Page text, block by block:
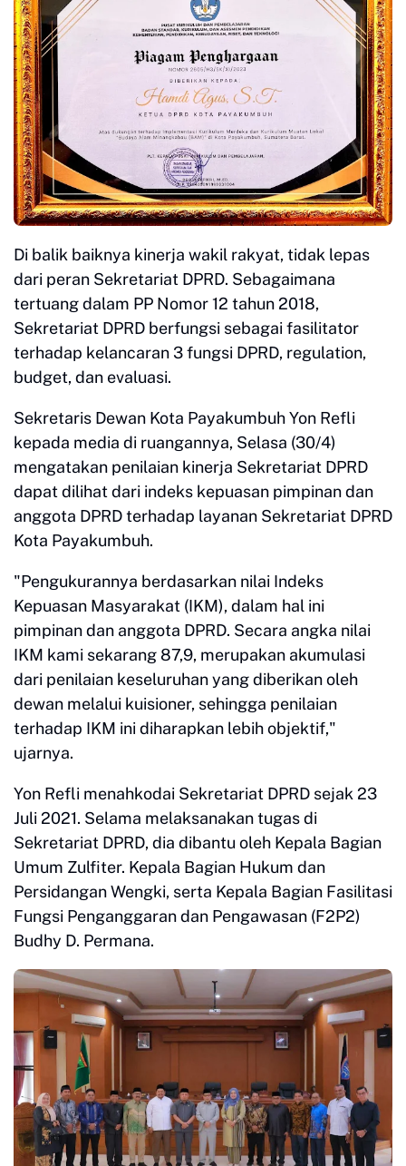
Di balik baiknya kinerja wakil rakyat, tidak lepas
dari peran Sekretariat DPRD. Sebagaimana
tertuang dalam PP Nomor 12 tahun 2018,
Sekretariat DPRD berfungsi sebagai fasilitator
terhadap kelancaran 3 fungsi DPRD, regulation,
budget, dan evaluasi.
Sekretaris Dewan Kota Payakumbuh Yon Refli
kepada media di ruangannya, Selasa (30/4)
mengatakan penilaian kinerja Sekretariat DPRD
dapat dilihat dari indeks kepuasan pimpinan dan
anggota DPRD terhadap layanan Sekretariat DPRD
Kota Payakumbuh.
"Pengukurannya berdasarkan nilai Indeks
Kepuasan Masyarakat (IKM), dalam hal ini
pimpinan dan anggota DPRD. Secara angka nilai
IKM kami sekarang 87,9, merupakan akumulasi
dari penilaian keseluruhan yang diberikan oleh
dewan melalui kuisioner, sehingga penilaian
terhadap IKM ini diharapkan lebih objektif,"
ujarnya.
Yon Refli menahkodai Sekretariat DPRD sejak 23
Juli 2021. Selama melaksanakan tugas di
Sekretariat DPRD, dia dibantu oleh Kepala Bagian
Umum Zulfiter. Kepala Bagian Hukum dan
Persidangan Wengki, serta Kepala Bagian Fasilitasi
Fungsi Penganggaran dan Pengawasan (F2P2)
Budhy D. Permana.